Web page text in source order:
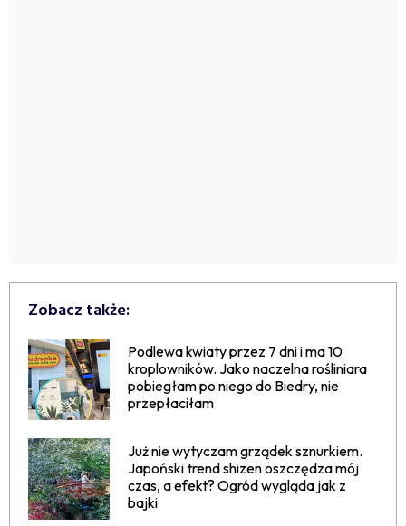
Zobacz także:
Podlewa kwiaty przez 7 dni i ma 10
kroplowników. Jako naczelna rośliniara
pobiegłam po niego do Biedry, nie
przepłaciłam
Już nie wytyczam grządek sznurkiem.
Japoński trend shizen oszczędza mój
czas, a efekt? Ogród wygląda jak z
bajki